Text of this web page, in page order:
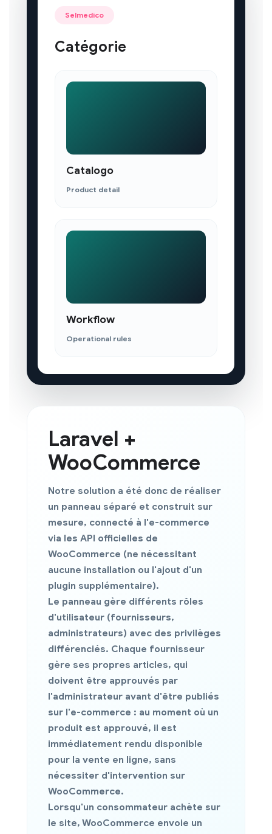
Selmedico
Catégorie
Catalogo
Product detail
Workflow
Operational rules
Laravel +
WooCommerce
Notre solution a été donc de réaliser
un panneau séparé et construit sur
mesure, connecté à l'e-commerce
via les API officielles de
WooCommerce (ne nécessitant
aucune installation ou l'ajout d'un
plugin supplémentaire).
Le panneau gère différents rôles
d'utilisateur (fournisseurs,
administrateurs) avec des privilèges
différenciés. Chaque fournisseur
gère ses propres articles, qui
doivent être approuvés par
l'administrateur avant d'être publiés
sur l'e-commerce : au moment où un
produit est approuvé, il est
immédiatement rendu disponible
pour la vente en ligne, sans
nécessiter d'intervention sur
WooCommerce.
Lorsqu'un consommateur achète sur
le site, WooCommerce envoie un